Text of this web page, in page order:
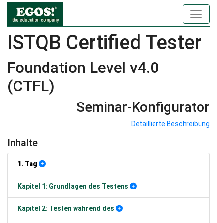
ISTQB Certified Tester
Foundation Level v4.0
(CTFL)
Seminar-Konfigurator
Detaillierte Beschreibung
Inhalte
1. Tag
Kapitel 1: Grundlagen des Testens
Kapitel 2: Testen während des